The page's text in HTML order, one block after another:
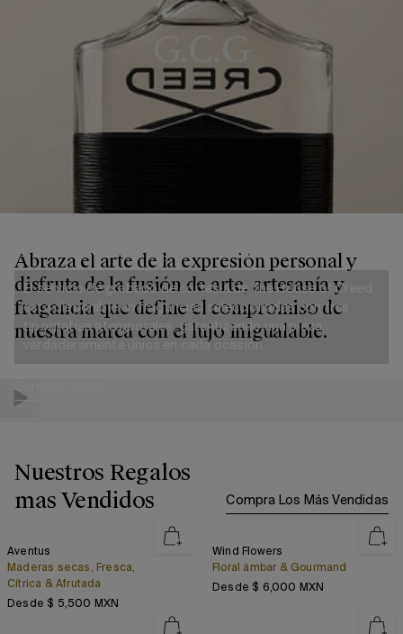
Abraza el arte de la expresión personal y
disfruta de la fusión de arte, artesanía y
fragancia que define el compromiso de
nuestra marca con el lujo inigualable.
Grabado Complementario
El servicio de grabado de cortesía de The House of Creed
está disponible en fragancias seleccionadas con tres
tipografías atemporales, garantizando una pieza
verdaderamente única en cada ocasión.
Nuestros Regalos
mas Vendidos
Compra Los Más Vendidas
Más Vendido
Aventus
Maderas secas, Fresca,
Cítrica & Afrutada
Desde $ 5,500 MXN
Flowers
Wind Flowers
Floral ámbar & Gourmand
Desde $ 6,000 MXN